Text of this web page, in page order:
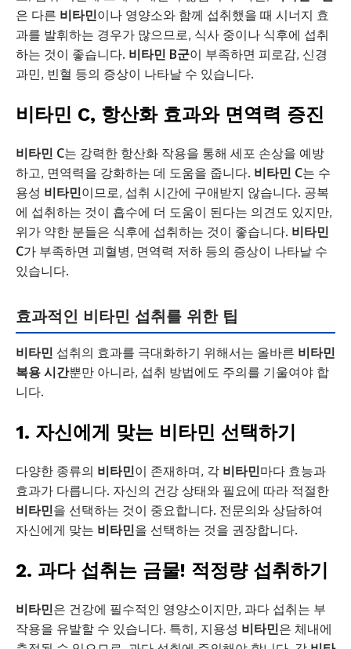
은 다른 비타민이나 영양소와 함께 섭취했을 때 시너지 효
과를 발휘하는 경우가 많으므로, 식사 중이나 식후에 섭취
하는 것이 좋습니다. 비타민 B군이 부족하면 피로감, 신경
과민, 빈혈 등의 증상이 나타날 수 있습니다.
비타민 C, 항산화 효과와 면역력 증진
비타민 C는 강력한 항산화 작용을 통해 세포 손상을 예방
하고, 면역력을 강화하는 데 도움을 줍니다. 비타민 C는 수
용성 비타민이므로, 섭취 시간에 구애받지 않습니다. 공복
에 섭취하는 것이 흡수에 더 도움이 된다는 의견도 있지만,
위가 약한 분들은 식후에 섭취하는 것이 좋습니다. 비타민
C가 부족하면 괴혈병, 면역력 저하 등의 증상이 나타날 수
있습니다.
효과적인 비타민 섭취를 위한 팁
비타민 섭취의 효과를 극대화하기 위해서는 올바른 비타민
복용 시간뿐만 아니라, 섭취 방법에도 주의를 기울여야 합
니다.
1. 자신에게 맞는 비타민 선택하기
다양한 종류의 비타민이 존재하며, 각 비타민마다 효능과
효과가 다릅니다. 자신의 건강 상태와 필요에 따라 적절한
비타민을 선택하는 것이 중요합니다. 전문의와 상담하여
자신에게 맞는 비타민을 선택하는 것을 권장합니다.
2. 과다 섭취는 금물! 적정량 섭취하기
비타민은 건강에 필수적인 영양소이지만, 과다 섭취는 부
작용을 유발할 수 있습니다. 특히, 지용성 비타민은 체내에